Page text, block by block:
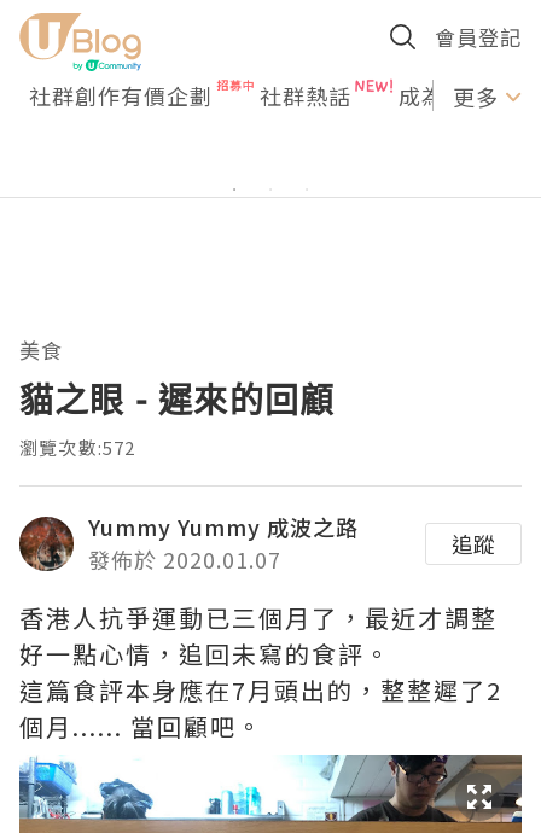
會員登記
社群創作有價企劃 社群熱話 成為U更多
美食
貓之眼 - 遲來的回顧
瀏覽次數:572
Yummy Yummy 成波之路
發佈於 2020.01.07
追蹤
香港人抗爭運動已三個月了，最近才調整
好一點心情，追回未寫的食評。
這篇食評本身應在7月頭出的，整整遲了2
個月...... 當回顧吧。